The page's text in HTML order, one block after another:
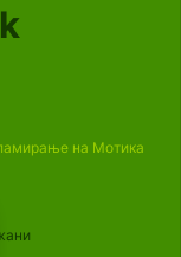
на Мотика